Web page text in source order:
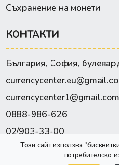
Съхранение на монети
КОНТАКТИ
България, София,
currencycenter1@gmail.com
0888-986-626
02/903-33-00
Facebook
Този сайт използва
потребителско